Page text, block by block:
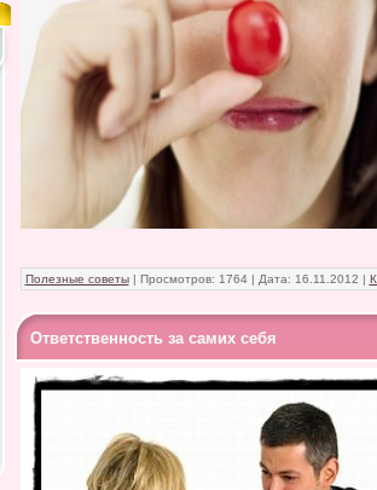
Полезные советы| Просмотров: 1764 | Дата: 16.11.2012 |
Ответственность за самих себя